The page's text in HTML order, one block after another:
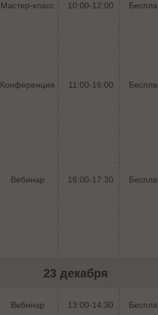
Мастер-класс 10:00-12:00
Конференция 11:00-16:00
Вебинар 16:00-17:30
23 декабря
Вебинар 13:00-14:30